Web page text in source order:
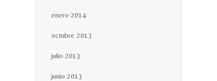
enero 2014
octubre 2013
julio 2013
junio 2013